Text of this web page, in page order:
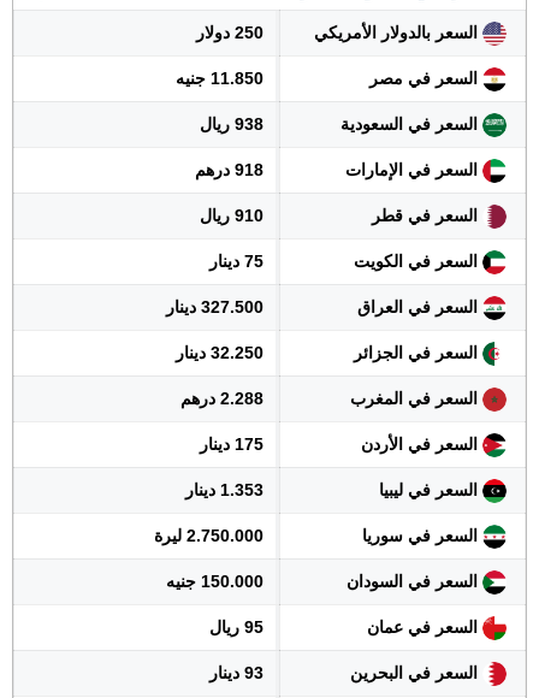
السعر بالدولار الأمريكي 250 دولار
السعر في مصر 11.850 جنيه
السعر في السعودية 938 ريال
السعر في الإمارات 918 درهم
السعر في قطر 910 ريال
السعر في الكويت 75 دينار
السعر في العراق 327.500 دينار
السعر في الجزائر 32.250 دينار
السعر في المغرب 2.288 درهم
السعر في الأردن 175 دينار
السعر في ليبيا 1.353 دينار
السعر في سوريا 2.750.000 ليرة
السعر في السودان 150.000 جنيه
السعر في عمان 95 ريال
السعر في البحرين 93 دينار